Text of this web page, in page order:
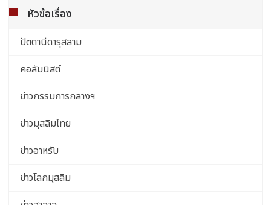
หัวข้อเรื่อง
ปัตตานีดารุสลาม
คอลัมนิสต์
ข่าวกรรมการกลางฯ
ข่าวมุสลิมไทย
ข่าวอาหรับ
ข่าวโลกมุสลิม